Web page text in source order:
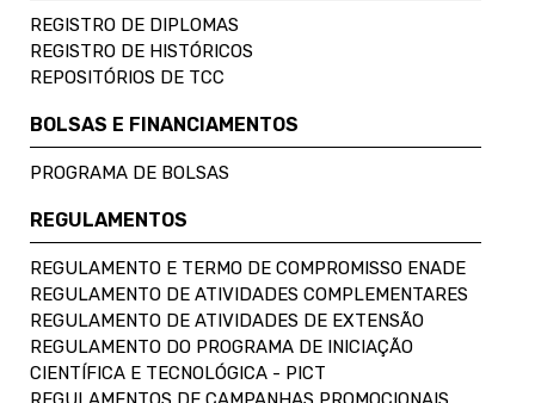
REGISTRO DE DIPLOMAS
REGISTRO DE HISTÓRICOS
REPOSITÓRIOS DE TCC
BOLSAS E FINANCIAMENTOS
PROGRAMA DE BOLSAS
REGULAMENTOS
REGULAMENTO E TERMO DE COMPROMISSO ENADE
REGULAMENTO DE ATIVIDADES COMPLEMENTARES
REGULAMENTO DE ATIVIDADES DE EXTENSÃO
REGULAMENTO DO PROGRAMA DE INICIAÇÃO
CIENTÍFICA E TECNOLÓGICA - PICT